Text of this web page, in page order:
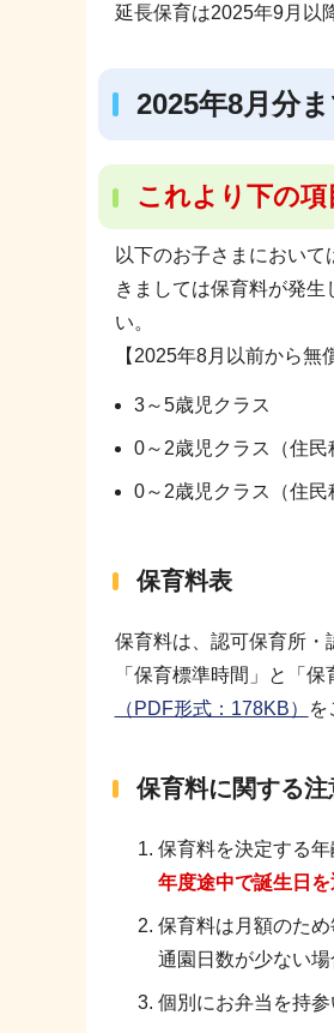
延長保育は2025年9月以
2025年8月分
これより下の項
以下のお子さまにおい
きましては保育料が発
い。
【2025年8月以前から無
3～5歳児クラス
0～2歳児クラス（住民
0～2歳児クラス（住
保育料表
保育料は、認可保育所・
「保育標準時間」と「
（PDF形式：178KB）
を
保育料に関する注
保育料を決定する
年度途中で誕生日
保育料は月額のた
通園日数が少ない
個別にお弁当を持